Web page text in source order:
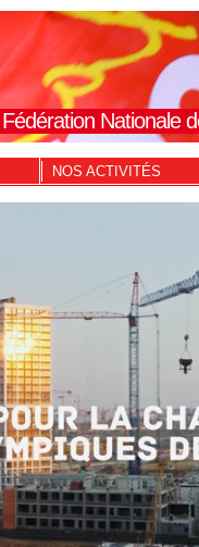
Fédération Nationale
NOS ACTIVITÉS